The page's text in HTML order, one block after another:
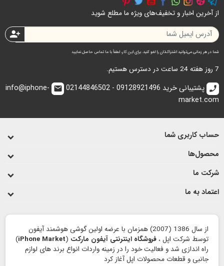
از آخرین اخبار و تخفیف‌های ویژه ما مطلع شوید
person_add
شما در هر زمانی می‌توانید اشتراک‌تان را لغو کنید. برای این کار، لطفاً با ما تماس حاصل نمایید
7 روز هفته 24 ساعت در دسترس هستیم.
call پشتیبانی خرید 09128921496 - 02144846502 email
info@iphone-
market.com
حساب کاربری شما
محصول‌ها
شرکت ما
اعتماد به ما
از سال 1386 (2007) همزمان با عرضه اولین گوشی هوشمند آیفون
توسط شرکت اپل ، فروشگاه اینترنتی آیفون مارکت (
iPhone Market
)
راه اندازی شد و فعالیت خود را در زمینه واردات انواع برند های لوازم
جانبی و قطعات محصولات اپل آغاز کرد